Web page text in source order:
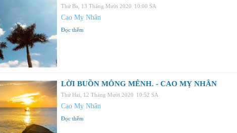
Thứ Ba, 13 Tháng Mười 2020 10:00 SA
Cao Mỵ Nhân
Đọc thêm
LỜI BUỒN MÔNG MÊNH. - CAO MỴ NHÂN
Thứ Hai, 12 Tháng Mười 2020 10:52 SA
Cao Mỵ Nhân
Đọc thêm